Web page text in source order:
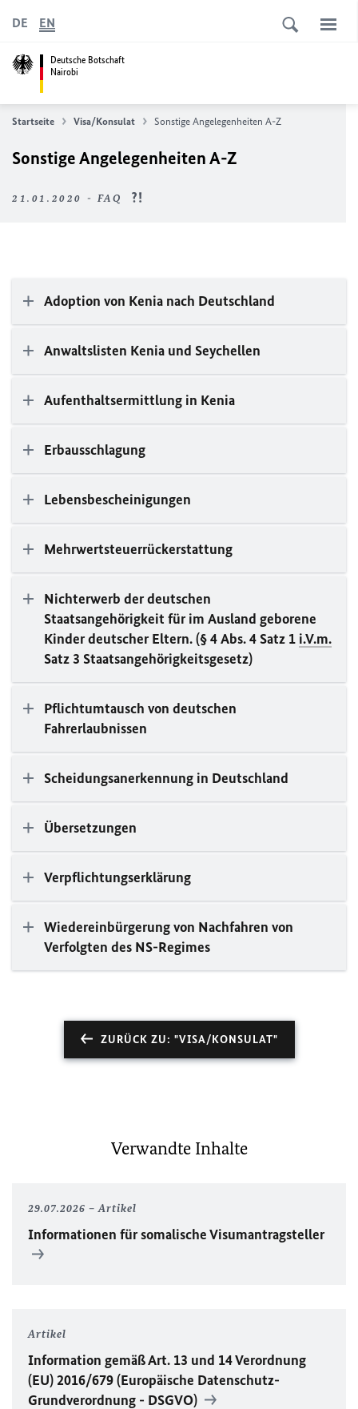
Deutsche Botschaft
Nairobi
DE EN
Startseite Visa/Konsulat Sonstige Angelegenheiten A-Z
Sonstige Angelegenheiten A-Z
21.01.2020 - FAQ
Adoption von Kenia nach Deutschland
Anwaltslisten Kenia und Seychellen
Aufenthaltsermittlung in Kenia
Erbausschlagung
Lebensbescheinigungen
Mehrwertsteuerrückerstattung
Nichterwerb der deutschen
Staatsangehörigkeit für im Ausland geborene
Kinder deutscher Eltern. (§ 4 Abs. 4 Satz 1 i.V.m.
Satz 3 Staatsangehörigkeitsgesetz)
Pflichtumtausch von deutschen
Fahrerlaubnissen
Scheidungsanerkennung in Deutschland
Übersetzungen
Verpflichtungserklärung
Wiedereinbürgerung von Nachfahren von
Verfolgten des NS-Regimes
ZURÜCK ZU: "VISA/KONSULAT"
Verwandte Inhalte
29.07.2026 Artikel
Informationen für somalische Visumantragsteller
Artikel
Information gemäß Art. 13 und 14 Verordnung
(EU) 2016/679 (Europäische Datenschutz-
Grundverordnung - DSGVO)